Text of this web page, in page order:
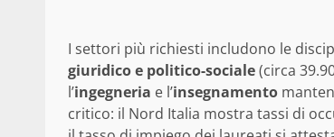
I settori più richiesti includono le
giuridico e politico-sociale(circa
l’ingegneria e l’insegnamento
critico: il Nord Italia mostra tassi di